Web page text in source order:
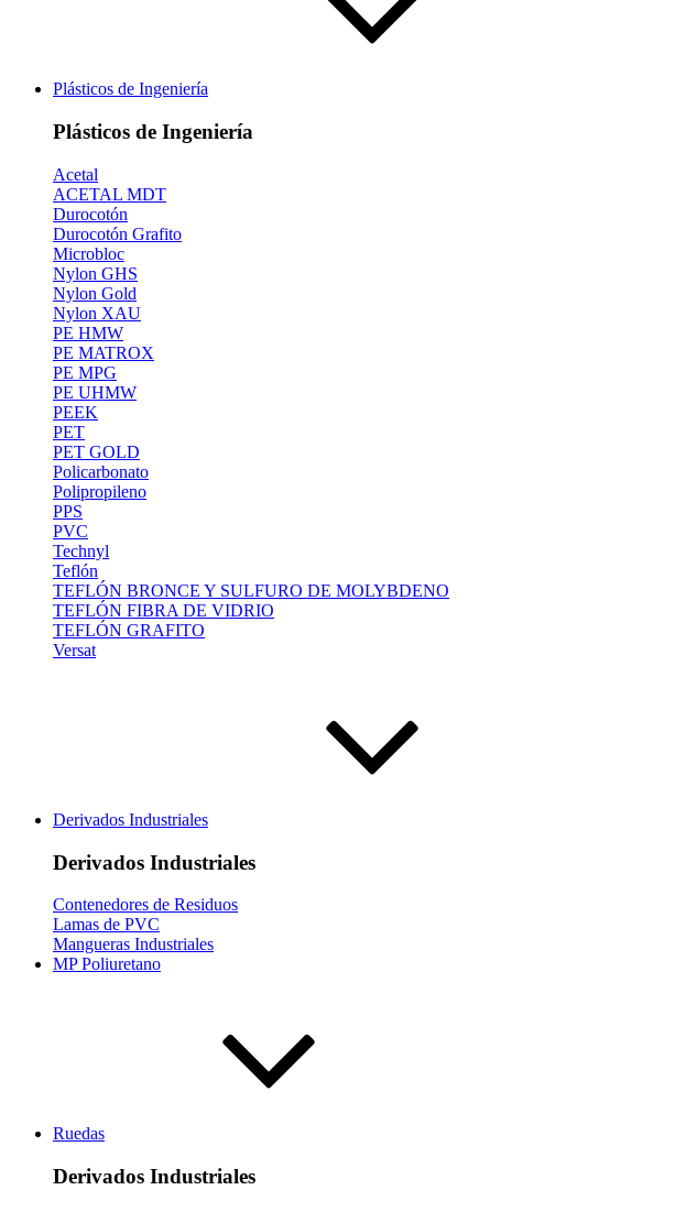
Plásticos de Ingeniería
Plásticos de Ingeniería
Acetal
ACETAL MDT
Durocotón
Durocotón Grafito
Microbloc
Nylon GHS
Nylon Gold
Nylon XAU
PE HMW
PE MATROX
PE MPG
PE UHMW
PEEK
PET
PET GOLD
Policarbonato
Polipropileno
PPS
PVC
Technyl
Teflón
TEFLÓN BRONCE Y SULFURO DE MOLYBDENO
TEFLÓN FIBRA DE VIDRIO
TEFLÓN GRAFITO
Versat
Derivados Industriales
Derivados Industriales
Contenedores de Residuos
Lamas de PVC
Mangueras Industriales
MP Poliuretano
Ruedas
Derivados Industriales